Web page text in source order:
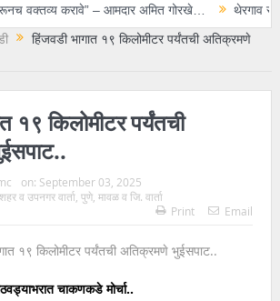
– आमदार अमित गोरखे…
थेरगाव रुग्णालयातील सुरक्षा
हिंजवडी भागात १९ किलोमीटर पर्यंतची अतिक्रमणे
१९ किलोमीटर पर्यंतची
on: September 03, 2025
व उपनगर वार्ता, पुणे, मावळ व जि. वार्ता
Print
Email
चाकणकडे मोर्चा..